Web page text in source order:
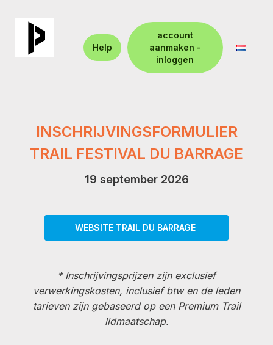
Help
account
aanmaken -
inloggen
INSCHRIJVINGSFORMULIER
TRAIL FESTIVAL DU BARRAGE
19 september 2026
WEBSITE TRAIL DU BARRAGE
* Inschrijvingsprijzen zijn exclusief
verwerkingskosten, inclusief btw en de leden
tarieven zijn gebaseerd op een Premium Trail
lidmaatschap.